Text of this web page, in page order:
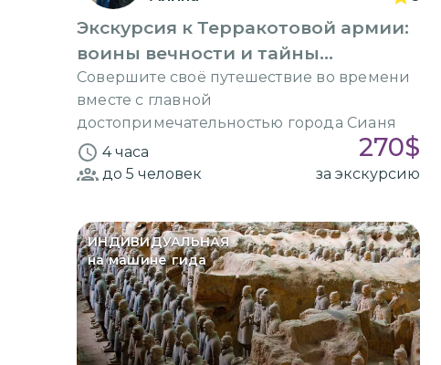
Экскурсия к Терракотовой армии:
воины вечности и тайны
императора
Совершите своё путешествие во времени
вместе с главной
достопримечательностью города Сианя
4 часа
270$
до 5 человек за экскурсию
ИНДИВИДУАЛЬНАЯ
на машине гида